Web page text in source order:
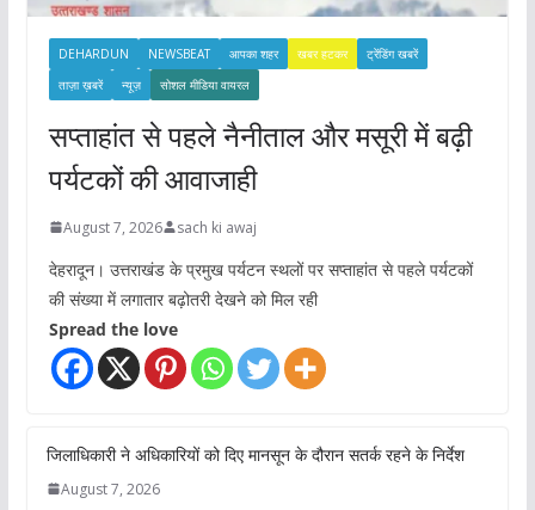
DEHARDUN NEWSBEAT आपका शहर खबर हटकर
ट्रेंडिंग खबरें
ताज़ा ख़बरें
न्यूज़ सोशल मीडिया वायरल
सप्ताहांत से पहले नैनीताल और मसूरी में बढ़ी
पर्यटकों की आवाजाही
August 7, 2026 sach ki awaj
देहरादून। उत्तराखंड के प्रमुख पर्यटन स्थलों पर सप्ताहांत से पहले पर्यटकों
की संख्या में लगातार बढ़ोतरी देखने को मिल रही
Spread the love
जिलाधिकारी ने अधिकारियों को दिए मानसून के दौरान सतर्क रहने के निर्देश
August 7, 2026